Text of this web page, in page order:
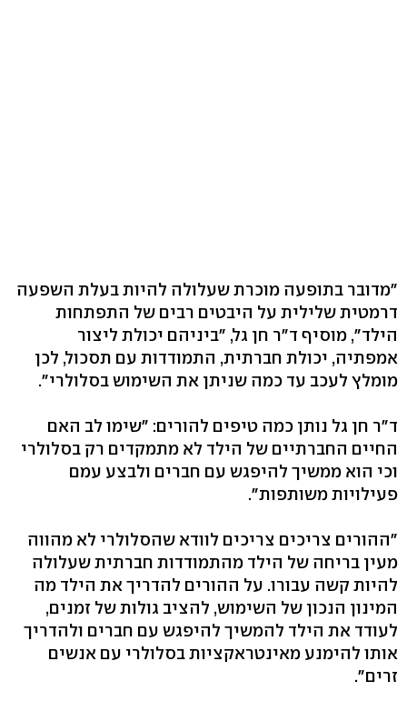
"מדובר בתופעה מוכרת שעלולה להיות בעלת השפעה
דרמטית שלילית על היבטים רבים של התפתחות
הילד", מוסיף ד"ר חן גל, "ביניהם יכולת ליצור
אמפתיה, יכולת חברתית, התמודדות עם תסכול, לכן
מומלץ לעכב עד כמה שניתן את השימוש בסלולרי".
ד"ר חן גל נותן כמה טיפים להורים: "שימו לב האם
החיים החברתיים של הילד לא מתמקדים רק בסלולרי
וכי הוא ממשיך להיפגש עם חברים ולבצע עמם
פעילויות משותפות".
"ההורים צריכים צריכים לוודא שהסלולרי לא מהווה
מעין בריחה של הילד מהתמודדות חברתית שעלולה
להיות קשה עבורו. על ההורים להדריך את הילד מה
המינון הנכון של השימוש, להציב גולות של זמנים,
לעודד את הילד להמשיך להיפגש עם חברים ולהדריך
אותו להימנע מאינטראקציות בסלולרי עם אנשים
זרים".